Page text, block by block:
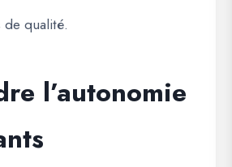
de qualité.
l’autonomie